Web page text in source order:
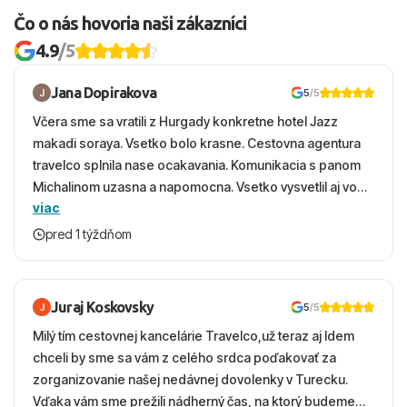
Čo o nás hovoria naši zákazníci
4.9/5
Jana Dopirakova 5/5
Včera sme sa vratili z Hurgady konkretne hotel Jazz
makadi soraya. Vsetko bolo krasne. Cestovna agentura
travelco splnila nase ocakavania. Komunikacia s panom
Michalinom uzasna a napomocna. Vsetko vysvetlil aj vo
vecernych hodinach zaco sa ospravedlnujem. Hotel
krasny, cisty. Sluzby top. Strava, prostredie, more,
viac
pred 1 týždňom
Juraj Koskovsky 5/5
Milý tím cestovnej kancelárie Travelco,už teraz aj Idem
chceli by sme sa vám z celého srdca poďakovať za
zorganizovanie našej nedávnej dovolenky v Turecku.
Vďaka vám sme prežili nádherný čas, na ktorý budeme